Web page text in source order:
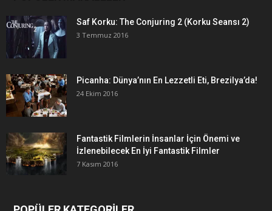
Saf Korku: The Conjuring 2 (Korku Seansı 2)
3 Temmuz 2016
Picanha: Dünya’nın En Lezzetli Eti, Brezilya’da!
24 Ekim 2016
Fantastik Filmlerin İnsanlar İçin Önemi ve
İzlenebilecek En İyi Fantastik Filmler
7 Kasım 2016